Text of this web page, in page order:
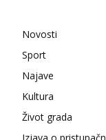
Novosti
Sport
Najave
Kultura
Život grada